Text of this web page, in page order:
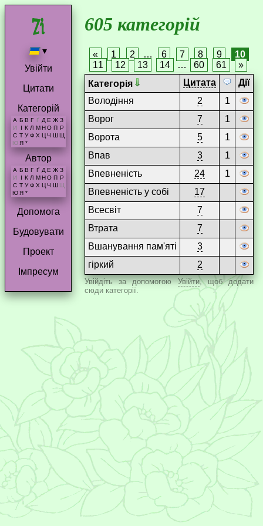
▾
Увійти
Цитати
Категорій
А Б В Г Ґ Д Е Ж З
И
І К Л М Н О П Р
С Т У Ф Х Ц Ч Ш Щ
Ю Я *
Автор
А Б В Г Ґ Д Е Ж З
И
К Л М Н О П Р
С Т У Ф Х Ц Ч Ш Щ
Ю Я *
Допомога
Будовувати
Проект
Імпресум
605 категорій
« 1 2 … 6 7 8 9
10
11
12 13 14 … 60 61
»
Категорія
Цитата
Дії
Володіння
2
1
Ворог
7
1
Ворота
5
1
Впав
3
1
Впевненість
24
1
Впевненість у собі
17
Всесвіт
7
Втрата
7
Вшанування пам'яті
3
гіркий
2
Увійдіть за допомогоюУвійти, щоб додати
сюди категорії.